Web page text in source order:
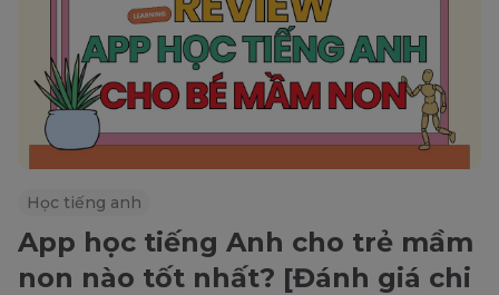
Học tiếng anh
App học tiếng Anh cho trẻ mầm
non nào tốt nhất? [Đánh giá chi